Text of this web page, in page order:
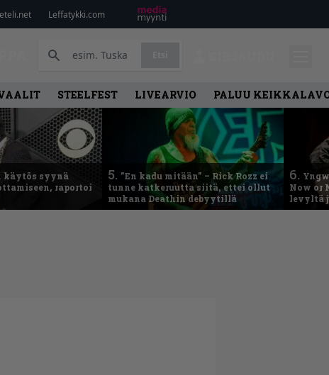
Leffatykki.com
STEELFEST LIVEARVIO PALUU
käytös syynä
raportoi
5. ”En kadu mitään” – Rick Rozz ei
tunne katkeruutta siitä, ettei ollut
mukana Deathin debyytillä
6.
Now or
levyltä